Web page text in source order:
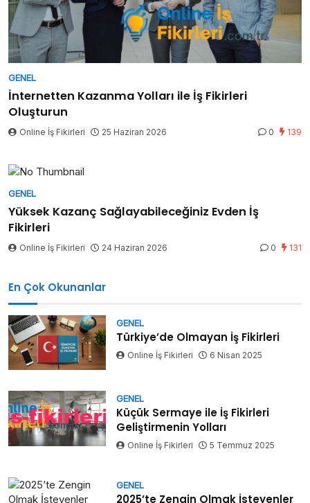
GENEL
İnternetten Kazanma Yolları ile İş Fikirleri
Oluşturun
Online İş Fikirleri 25 Haziran 2026 0 139
GENEL
Yüksek Kazanç Sağlayabileceğiniz Evden İş
Fikirleri
Online İş Fikirleri 24 Haziran 2026 0 131
En Çok Okunanlar
GENEL
Türkiye’de Olmayan İş Fikirleri
Online İş Fikirleri 6 Nisan 2025
GENEL
Küçük Sermaye ile İş Fikirleri
Geliştirmenin Yolları
Online İş Fikirleri 5 Temmuz 2025
GENEL
2025’te Zengin Olmak İsteyenler